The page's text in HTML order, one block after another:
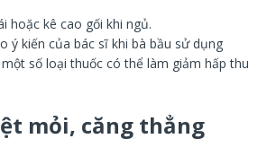
hoặc kê cao gối khi ngủ.
ý kiến của bác sĩ khi bà bầu sử dụng
số loại thuốc có thể làm giảm hấp thu
mỏi, căng thẳng